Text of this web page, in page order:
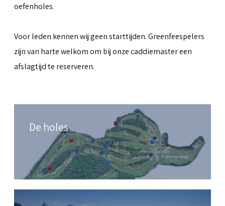
oefenholes.
Voor leden kennen wij geen starttijden. Greenfeespelers
zijn van harte welkom om bij onze caddiemaster een
afslagtijd te reserveren.
De holes